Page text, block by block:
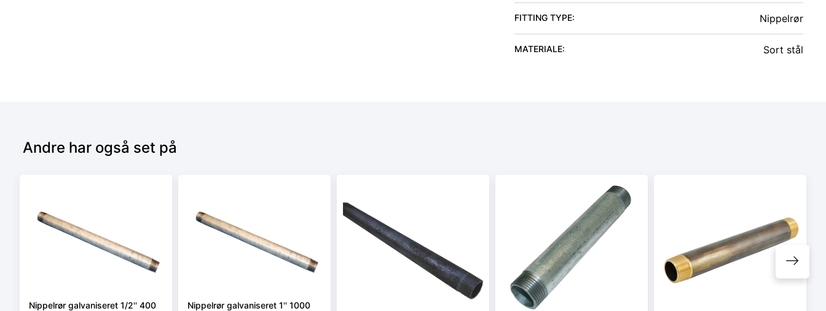
FITTING TYPE: Nippelrør
MATERIALE: Sort stål
Andre har også set på
Nippelrør galvaniseret 1/2'' 400
Nippelrør galvaniseret 1'' 1000